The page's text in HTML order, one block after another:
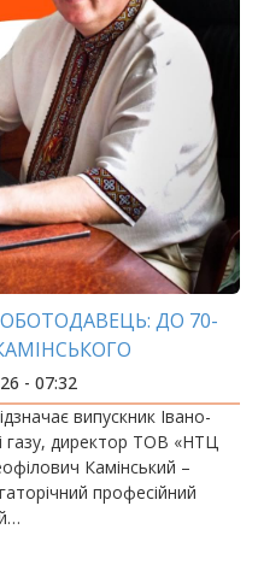
ДО 70-
- 07:32
випускник Івано-
газу, директор ТОВ «НТЦ
Камінський –
професійний